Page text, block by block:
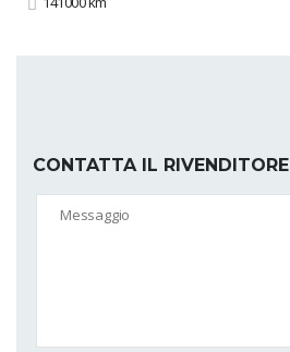
CONTATTA IL RIVENDITORE